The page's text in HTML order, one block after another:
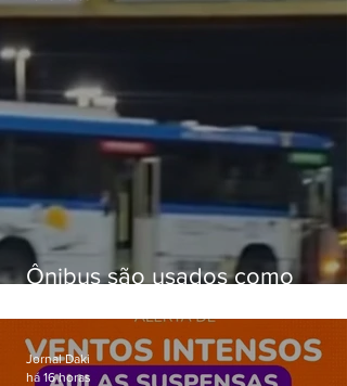
Ônibus são usados como
Gardênia Azul
Jornal Daki
há 16 horas